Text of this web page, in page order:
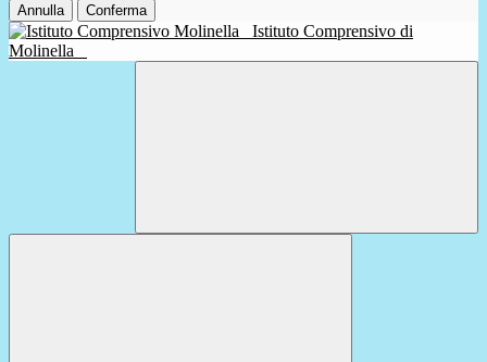
Annulla Conferma
Istituto Comprensivo di
Molinella